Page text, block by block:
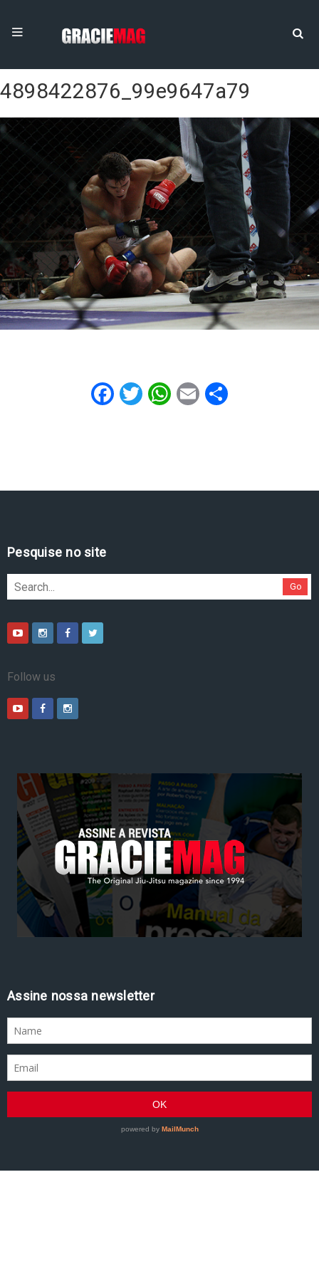
4898422876_99e9647a79
Facebook
Twitter
WhatsApp
Email
Pesquise no site
Go
Follow us
Assine nossa newsletter